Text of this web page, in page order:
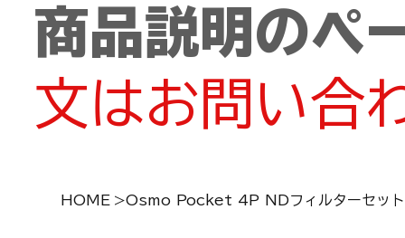
商品説明のペ
文はお問い合
HOME >Osmo Pocket 4P NDフィルターセット